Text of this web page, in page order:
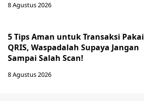
8 Agustus 2026
5 Tips Aman untuk Transaksi Pakai
QRIS, Waspadalah Supaya Jangan
Sampai Salah Scan!
8 Agustus 2026